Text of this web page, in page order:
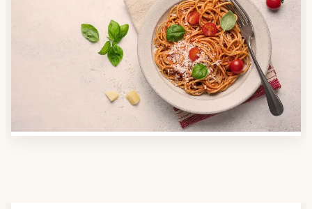
Anbieter finden
Nutzen Sie unsere große Mahlzeiten-Dienst-Suche,
um herauszufinden, welche Anbieter es in Ihrer
Region gibt und welcher am besten zu Ihnen passt.
Verschaffen Sie sich auch einen Überblick über die
Essen auf Rädern-Kosten.